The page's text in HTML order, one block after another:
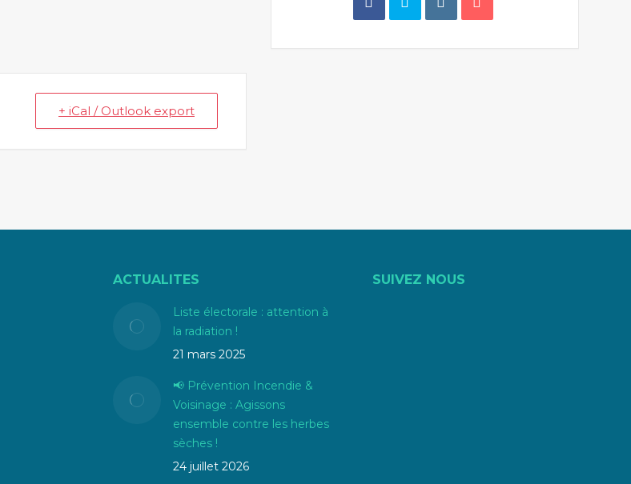
+ iCal / Outlook export
ACTUALITES
Liste électorale : attention à
la radiation !
21 mars 2025
📢 Prévention Incendie &
Voisinage : Agissons
ensemble contre les herbes
sèches !
24 juillet 2026
SUIVEZ NOUS